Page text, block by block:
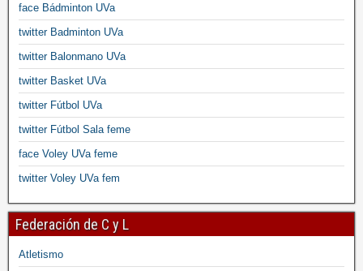
face Bádminton UVa
twitter Badminton UVa
twitter Balonmano UVa
twitter Basket UVa
twitter Fútbol UVa
twitter Fútbol Sala feme
face Voley UVa feme
twitter Voley UVa fem
Federación de C y L
Atletismo